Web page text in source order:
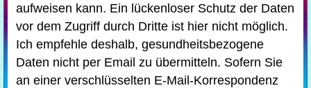
aufweisen kann. Ein lückenloser Schutz der Daten
vor dem Zugriff durch Dritte ist hier nicht möglich.
Ich empfehle deshalb, gesundheitsbezogene
Daten nicht per Email zu übermitteln. Sofern Sie
an einer verschlüsselten E-Mail-Korrespondenz